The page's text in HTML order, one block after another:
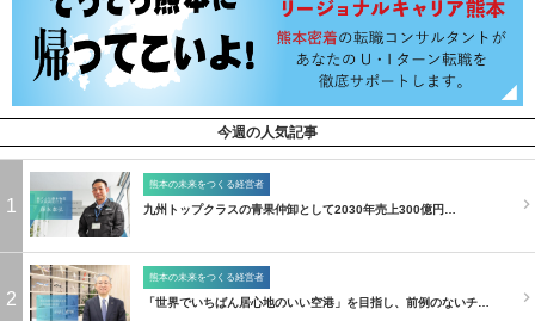
今週の人気記事
1
熊本の未来をつくる経営者
九州トップクラスの青果仲卸として2030年売上300億円…
2
熊本の未来をつくる経営者
「世界でいちばん居心地のいい空港」を目指し、前例のないチ…